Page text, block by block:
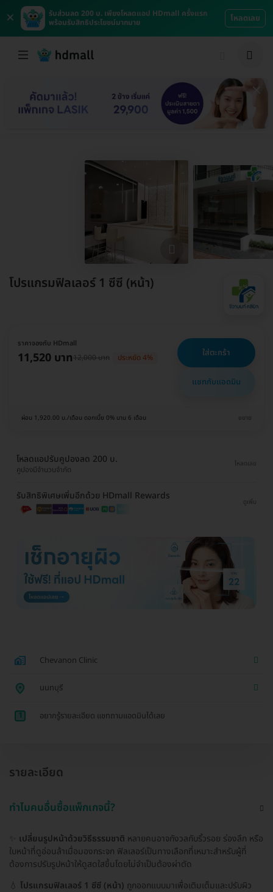
×
รับส่วนลด 200 บ. เพียงโหลดแอป HDmall ครั้งแรก
พร้อมรับสิทธิประโยชน์มากมาย
โหลดเลย
โปรแกรมฟิลเลอร์ 1 ซีซี (หน้า)
ราคาจองกับ HDmall
11,520 บาท12,000 บาท ประหยัด 4% ใส่ตะกร้า
แชทกับแอดมิน
ผ่อน 1,920.00 บ./เดือน ดอกเบี้ย 0% นาน 6 เดือน ขยาย
โหลดแอปรับคูปองลด 200 บ.
คูปองมีจำนวนจำกัด
โหลดเลย
รับสิทธิพิเศษเพิ่มอีกด้วย HDmall Rewards
ดูเพิ่ม
Chevanon Clinic
นนทบุรี
1 อยากรู้รายละเอียด แชทถามแอดมินได้เลย
รายละเอียด
ทำไมคนอื่นซื้อแพ็กเกจนี้?
เปลี่ยนรูปหน้าด้วยวิธีธรรมชาติ หลายคนอาจกังวลกับริ้วรอย ร่องลึก หรือ
ใบหน้าที่ดูอ่อนล้าเมื่อมองกระจก ฟิลเลอร์เป็นทางเลือกที่เหมาะสำหรับผู้ที่
ต้องการปรับรูปหน้าให้ดูสดใสขึ้นโดยไม่จำเป็นต้องผ่าตัด
💧 โปรแกรมฟิลเลอร์ 1 ซีซี (หน้า) ถูกออกแบบมาเพื่อเติมเต็มและปรับผิว